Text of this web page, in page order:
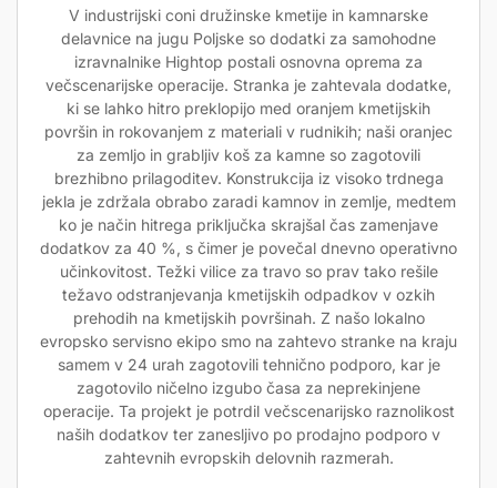
V industrijski coni družinske kmetije in kamnarske
delavnice na jugu Poljske so dodatki za samohodne
izravnalnike Hightop postali osnovna oprema za
večscenarijske operacije. Stranka je zahtevala dodatke,
ki se lahko hitro preklopijo med oranjem kmetijskih
površin in rokovanjem z materiali v rudnikih; naši oranjec
za zemljo in grabljiv koš za kamne so zagotovili
brezhibno prilagoditev. Konstrukcija iz visoko trdnega
jekla je zdržala obrabo zaradi kamnov in zemlje, medtem
ko je način hitrega priključka skrajšal čas zamenjave
dodatkov za 40 %, s čimer je povečal dnevno operativno
učinkovitost. Težki vilice za travo so prav tako rešile
težavo odstranjevanja kmetijskih odpadkov v ozkih
prehodih na kmetijskih površinah. Z našo lokalno
evropsko servisno ekipo smo na zahtevo stranke na kraju
samem v 24 urah zagotovili tehnično podporo, kar je
zagotovilo ničelno izgubo časa za neprekinjene
operacije. Ta projekt je potrdil večscenarijsko raznolikost
naših dodatkov ter zanesljivo po prodajno podporo v
zahtevnih evropskih delovnih razmerah.